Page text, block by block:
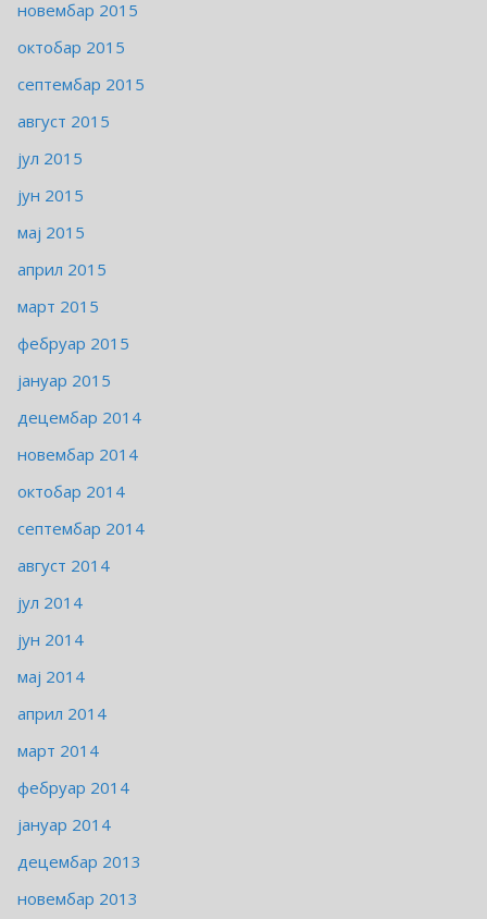
новембар 2015
октобар 2015
септембар 2015
август 2015
јул 2015
јун 2015
мај 2015
април 2015
март 2015
фебруар 2015
јануар 2015
децембар 2014
новембар 2014
октобар 2014
септембар 2014
август 2014
јул 2014
јун 2014
мај 2014
април 2014
март 2014
фебруар 2014
јануар 2014
децембар 2013
новембар 2013